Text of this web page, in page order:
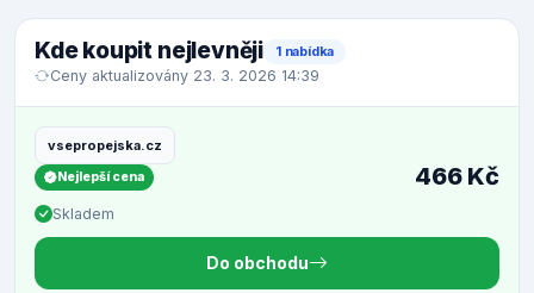
Kde koupit nejlevněji 1 nabídka
Ceny aktualizovány 23. 3. 2026 14:39
vsepropejska.cz
Nejlepší cena
Skladem
466 Kč
Do obchodu